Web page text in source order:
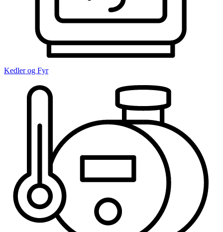
Kedler og Fyr